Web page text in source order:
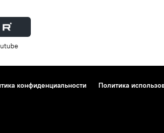
конфиденциальности
Политика